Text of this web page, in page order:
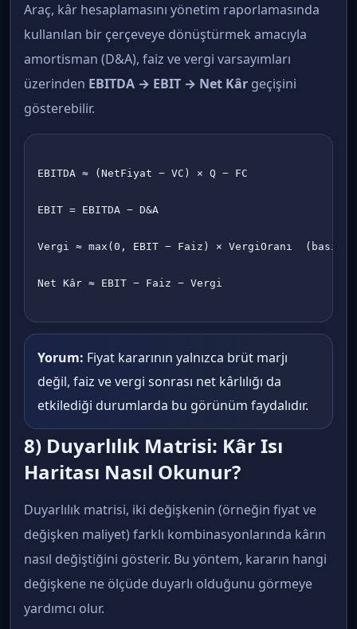
Araç, kâr hesaplamasını yönetim raporlamasında
kullanılan bir çerçeveye dönüştürmek amacıyla
amortisman (D&A), faiz ve vergi varsayımları
üzerinden EBITDA → EBIT → Net Kâr geçişini
gösterebilir.
EBITDA ≈ (NetFiyat − VC) × Q − FC
EBIT = EBITDA − D&A
Vergi ≈ max(0, EBIT − Faiz) × VergiOranı  (basit
Net Kâr ≈ EBIT − Faiz − Vergi
Yorum: Fiyat kararının yalnızca brüt marjı
değil, faiz ve vergi sonrası net kârlılığı da
etkilediği durumlarda bu görünüm faydalıdır.
8) Duyarlılık Matrisi: Kâr Isı
Haritası Nasıl Okunur?
Duyarlılık matrisi, iki değişkenin (örneğin fiyat ve
değişken maliyet) farklı kombinasyonlarında kârın
nasıl değiştiğini gösterir. Bu yöntem, kararın hangi
değişkene ne ölçüde duyarlı olduğunu görmeye
yardımcı olur.